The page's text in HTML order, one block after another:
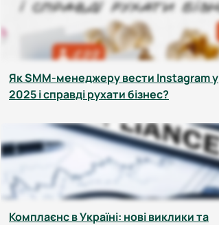
Як SMM-менеджеру вести Instagram у
2025 і справді рухати бізнес?
Комплаєнс в Україні: нові виклики та